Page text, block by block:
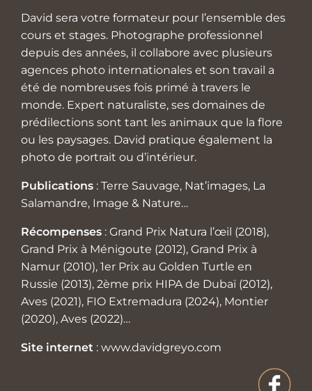
David sera votre formateur pour l’ensemble des
cours et stages. Photographe professionnel
depuis des années, il collabore avec plusieurs
agences photo internationales et son travail a
été de nombreuses fois primé à travers le
monde. Expert naturaliste, ses domaines de
prédilections sont tant les animaux que la flore
ou les paysages. David pratique également la
photo de portrait ou d’intérieur.
Publications : Terre Sauvage, Nat’images, La
Salamandre, Image & Nature…
Récompenses : Grand Prix Natura l’œil (2018),
Grand Prix à Ménigoute (2012), Grand Prix à
Namur (2010), 1er Prix au Golden Turtle en
Russie (2013), 2ème prix HIPA de Dubaï (2012),
Aves (2021), FIO Extremadura (2024), Montier
(2020), Aves (2022)…
Site internet : www.davidgreyo.com